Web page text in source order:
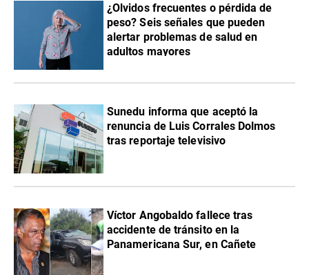
¿Olvidos frecuentes o pérdida de
peso? Seis señales que pueden
alertar problemas de salud en
adultos mayores
Sunedu informa que aceptó la
renuncia de Luis Corrales Dolmos
tras reportaje televisivo
Víctor Angobaldo fallece tras
accidente de tránsito en la
Panamericana Sur, en Cañete